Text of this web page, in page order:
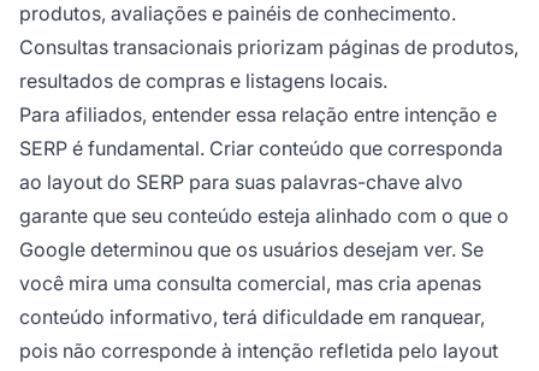
produtos, avaliações e painéis de conhecimento.
Consultas transacionais priorizam páginas de produtos,
resultados de compras e listagens locais.
Para afiliados, entender essa relação entre intenção e
SERP é fundamental. Criar conteúdo que corresponda
ao layout do SERP para suas palavras-chave alvo
garante que seu conteúdo esteja alinhado com o que o
Google determinou que os usuários desejam ver. Se
você mira uma consulta comercial, mas cria apenas
conteúdo informativo, terá dificuldade em ranquear,
pois não corresponde à intenção refletida pelo layout